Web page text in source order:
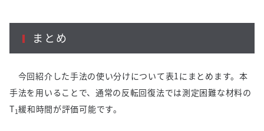
まとめ
今回紹介した手法の使い分けについて表1 にまとめます。本
手法を用いることで、通常の反転回復法では測定困難な材料の
T1緩和時間が評価可能です。